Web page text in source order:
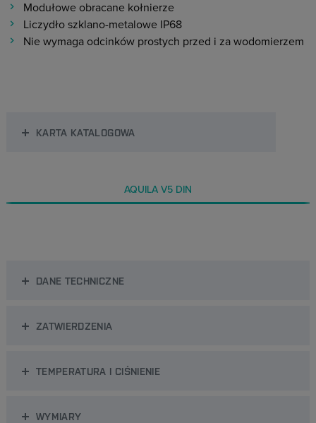
Modułowe obracane kołnierze
Liczydło szklano-metalowe IP68
Nie wymaga odcinków prostych przed i za wodomierzem
KARTA KATALOGOWA
AQUILA V5 DIN
DANE TECHNICZNE
ZATWIERDZENIA
TEMPERATURA I CIŚNIENIE
WYMIARY